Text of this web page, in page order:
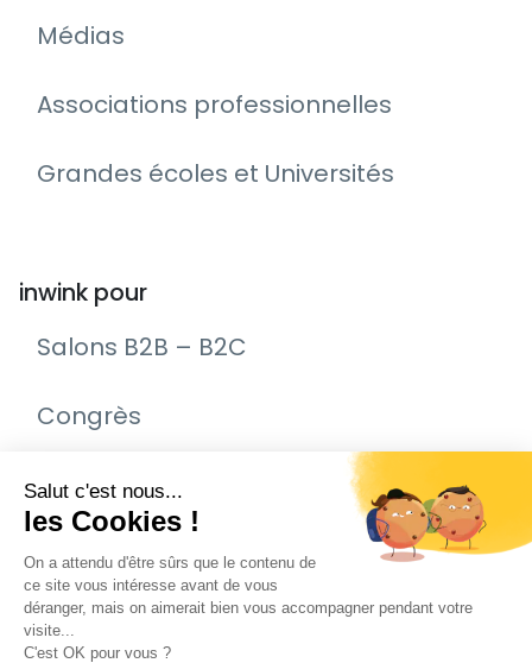
Médias
Associations professionnelles
Grandes écoles et Universités
inwink pour
Salons B2B – B2C
Congrès
Remise de prix – Awards
Journée Portes Ouvertes (JPO)